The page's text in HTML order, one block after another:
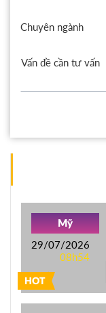
Chuyên ngành
HOT
Mỹ
29/07/2026
08h54